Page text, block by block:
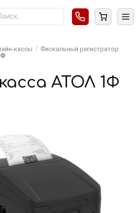
кассы
Фискальный регистратор
АТОЛ 1Ф